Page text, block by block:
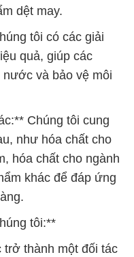
dệt may.
tôi có các giải
quả, giúp các
và bảo vệ môi
Chúng tôi cung
như hóa chất cho
hóa chất cho ngành
khác để đáp ứng
tôi:**
thành một đối tác